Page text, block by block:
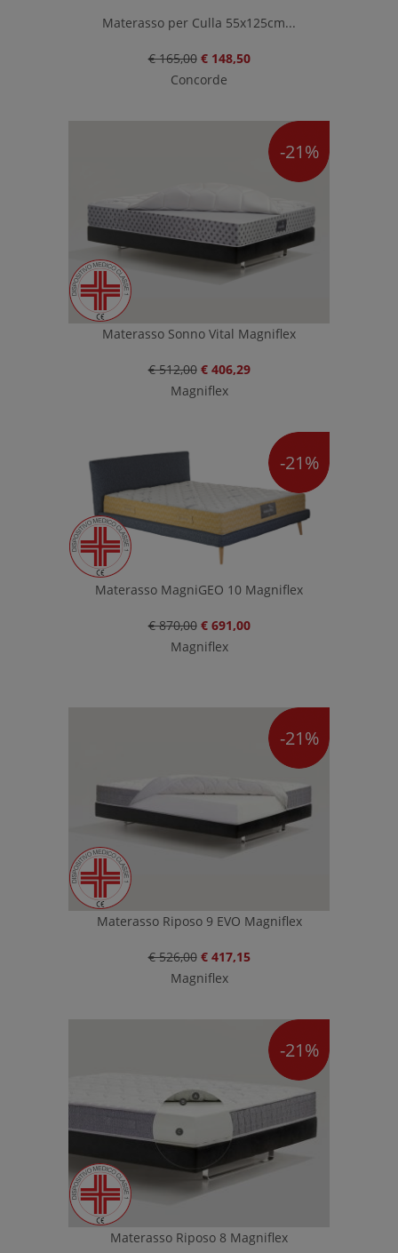
Materasso per Culla 55x125cm...
€ 165,00 € 148,50
Concorde
-21%
Materasso Sonno Vital Magniflex
€ 512,00 € 406,29
Magniflex
-21%
Materasso MagniGEO 10 Magniflex
€ 870,00 € 691,00
Magniflex
-21%
Materasso Riposo 9 EVO Magniflex
€ 526,00 € 417,15
Magniflex
-21%
Materasso Riposo 8 Magniflex